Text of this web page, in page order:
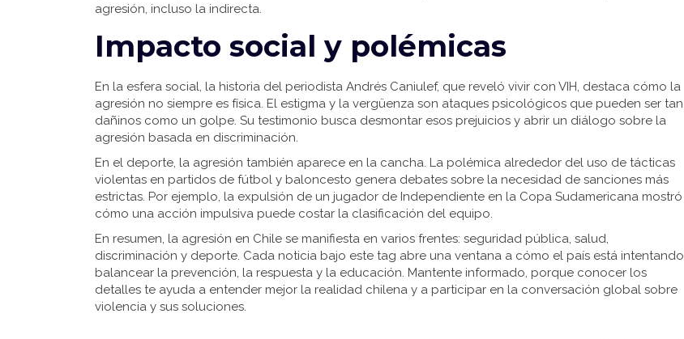
agresión, incluso la indirecta.
Impacto social y polémicas
En la esfera social, la historia del periodista Andrés Caniulef, que reveló vivir con VIH, destaca cómo la
agresión no siempre es física. El estigma y la vergüenza son ataques psicológicos que pueden ser tan
dañinos como un golpe. Su testimonio busca desmontar esos prejuicios y abrir un diálogo sobre la
agresión basada en discriminación.
En el deporte, la agresión también aparece en la cancha. La polémica alrededor del uso de tácticas
violentas en partidos de fútbol y baloncesto genera debates sobre la necesidad de sanciones más
estrictas. Por ejemplo, la expulsión de un jugador de Independiente en la Copa Sudamericana mostró
cómo una acción impulsiva puede costar la clasificación del equipo.
En resumen, la agresión en Chile se manifiesta en varios frentes: seguridad pública, salud,
discriminación y deporte. Cada noticia bajo este tag abre una ventana a cómo el país está intentando
balancear la prevención, la respuesta y la educación. Mantente informado, porque conocer los
detalles te ayuda a entender mejor la realidad chilena y a participar en la conversación global sobre
violencia y sus soluciones.